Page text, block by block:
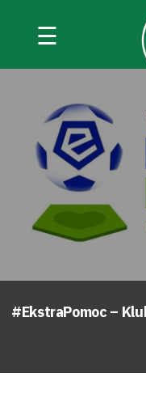
☰
#EkstraPomoc –